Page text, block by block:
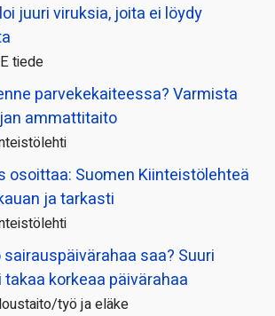
juuri viruksia, joita ei löydy
tiede
parvekekaiteessa? Varmista
ammattitaito
osoittaa: Suomen Kiinteistölehteä
ja tarkasti
saa? Suuri
takaa korkeaa päivärahaa
työ ja eläke